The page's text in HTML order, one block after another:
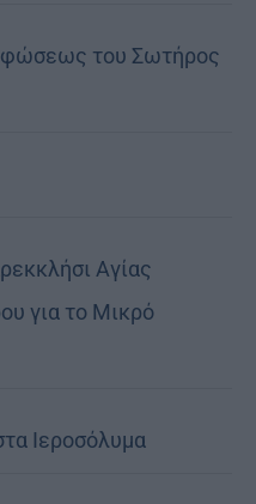
του Σωτήρος
Αγίας
για το Μικρό
Ιεροσόλυμα